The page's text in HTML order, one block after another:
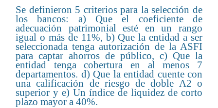
Se definieron 5 criterios para la selección de
los bancos: a) Que el coeficiente de
adecuación patrimonial esté en un rango
igual o más de 11%, b) Que la entidad a ser
seleccionada tenga autorización de la ASFI
para captar ahorros de público, c) Que la
entidad tenga cobertura en al menos 7
departamentos. d) Que la entidad cuente con
una calificación de riesgo de doble A2 o
superior y e) Un índice de liquidez de corto
plazo mayor a 40%.